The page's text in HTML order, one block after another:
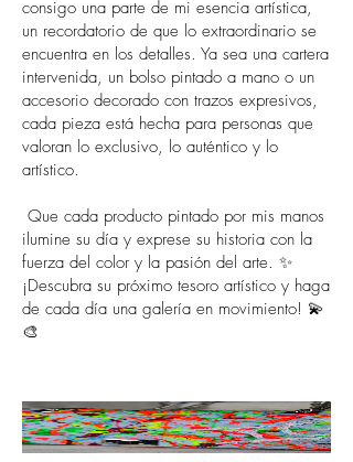
consigo una parte de mi esencia artística,
un recordatorio de que lo extraordinario se
encuentra en los detalles. Ya sea una cartera
intervenida, un bolso pintado a mano o un
accesorio decorado con trazos expresivos,
cada pieza está hecha para personas que
valoran lo exclusivo, lo auténtico y lo
artístico.
Que cada producto pintado por mis manos
ilumine su día y exprese su historia con la
fuerza del color y la pasión del arte. ✨
¡Descubra su próximo tesoro artístico y haga
de cada día una galería en movimiento! 💫
🎨